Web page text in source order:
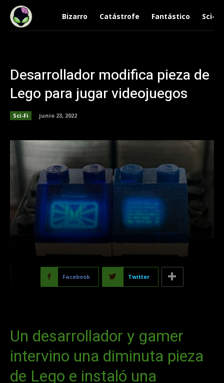
Bizarro Catástrofe Fantástico Sci-Fi
Desarrollador modifica pieza de
Lego para jugar videojuegos
Sci-Fi junio 23, 2022
Facebook Twitter
Un desarrollador y gamer
intervino una diminuta pieza
de Lego e instaló una